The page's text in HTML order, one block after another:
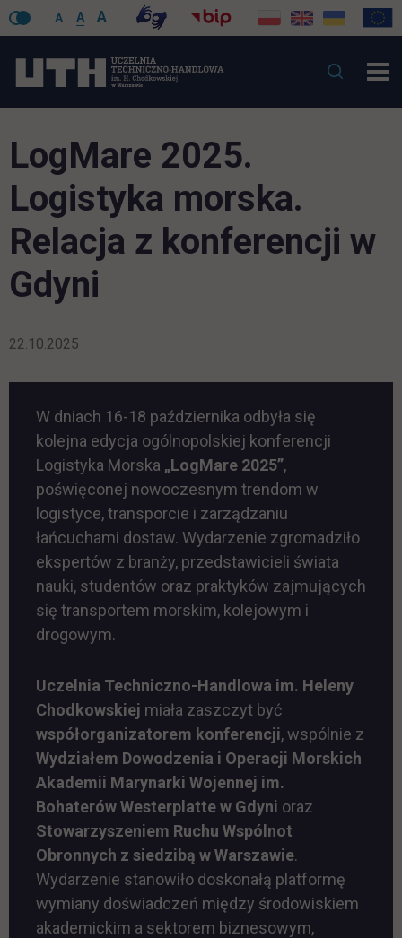
A A A
LogMare 2025.
Logistyka morska.
Relacja z konferencji w
Gdyni
22.10.2025
W dniach 16-18 października odbyła się
kolejna edycja ogólnopolskiej konferencji
Logistyka Morska „LogMare 2025”,
poświęconej nowoczesnym trendom w
logistyce, transporcie i zarządzaniu
łańcuchami dostaw. Wydarzenie zgromadziło
ekspertów z branży, przedstawicieli świata
nauki, studentów oraz praktyków zajmujących
się transportem morskim, kolejowym i
drogowym.
Uczelnia Techniczno-Handlowa im. Heleny
Chodkowskiej miała zaszczyt być
współorganizatorem konferencji, wspólnie z
Wydziałem Dowodzenia i Operacji Morskich
Akademii Marynarki Wojennej im.
Bohaterów Westerplatte w Gdyni oraz
Stowarzyszeniem Ruchu Wspólnot
Obronnych z siedzibą w Warszawie.
Wydarzenie stanowiło doskonałą platformę
wymiany doświadczeń między środowiskiem
akademickim a sektorem biznesowym,